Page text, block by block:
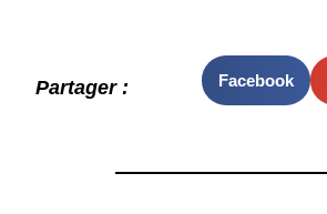
Partager : Facebook